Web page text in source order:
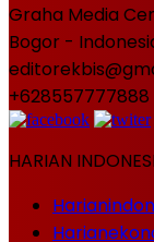
Graha Media
Bogor -
+628557777888
HARIAN